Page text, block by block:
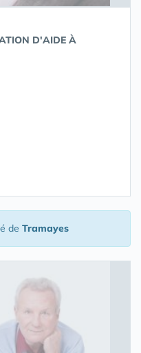
D'AIDE À
de Tramayes